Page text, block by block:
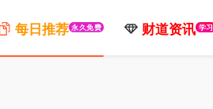
每日推荐 永久免费 财道资讯 学习